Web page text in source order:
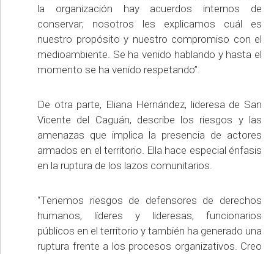
la organización hay acuerdos internos de
conservar; nosotros les explicamos cuál es
nuestro propósito y nuestro compromiso con el
medioambiente. Se ha venido hablando y hasta el
momento se ha venido respetando”.
De otra parte, Eliana Hernández, lideresa de San
Vicente del Caguán, describe los riesgos y las
amenazas que implica la presencia de actores
armados en el territorio. Ella hace especial énfasis
en la ruptura de los lazos comunitarios.
“Tenemos riesgos de defensores de derechos
humanos, líderes y lideresas, funcionarios
públicos en el territorio y también ha generado una
ruptura frente a los procesos organizativos. Creo